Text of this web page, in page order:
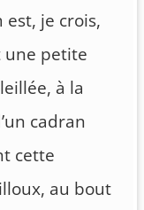
est, je crois,
une petite
à la
cadran
cette
au bout